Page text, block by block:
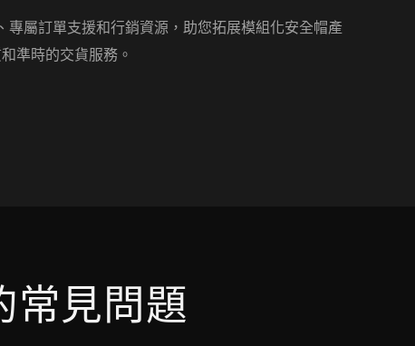
屬訂單支援和行銷資源，助您拓展模組化安全帽產
準時的交貨服務。
常見問題